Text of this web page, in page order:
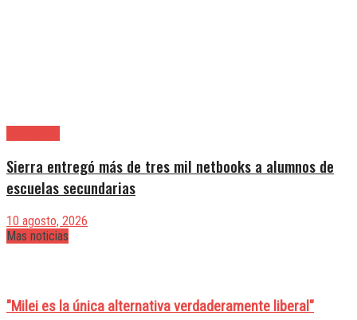
Sierra entregó más de tres mil netbooks a alumnos de
escuelas secundarias
10 agosto, 2026
Mas noticias
"Milei es la única alternativa verdaderamente liberal"